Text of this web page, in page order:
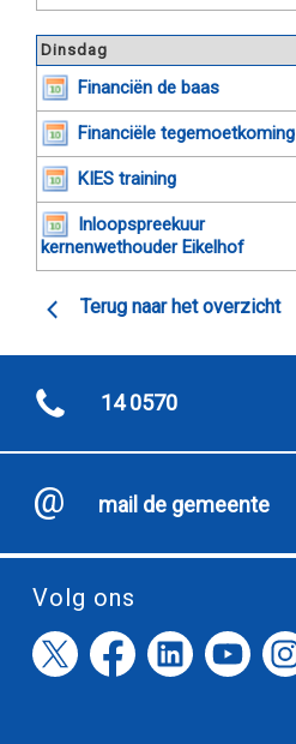
Dinsdag
Financiën de baas
Financiële tegemoetkoming
KIES training
Inloopspreekuur
kernenwethouder Eikelhof
Terug naar het overzicht
14 0570
mail de gemeente
Volg ons